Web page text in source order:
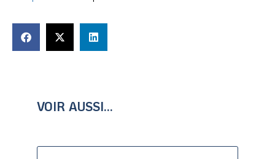
VOIR AUSSI...